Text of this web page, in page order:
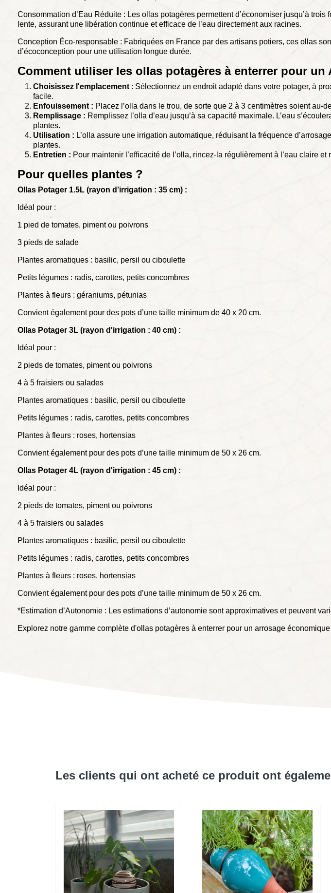
Consommation d’Eau Réduite : Les ollas potagères permettent d’économiser jusqu’à
lente, assurant une libération continue et efficace de l’eau directement aux racines.
Conception Éco-responsable : Fabriquées en France par des artisans potiers, ces ollas
d’écoconception pour une utilisation longue durée.
Comment utiliser les ollas potagères à enterrer pour un
Choisissez l'emplacement : Sélectionnez un endroit adapté dans votre potager, à
facile.
Enfouissement : Placez l’olla dans le trou, de sorte que 2 à 3 centimètres soient au-
Remplissage : Remplissez l’olla d’eau jusqu’à sa capacité maximale. L’eau
plantes.
Utilisation : L’olla assure une irrigation automatique, réduisant la fréquence
plantes.
Entretien : Pour maintenir l’efficacité de l’olla, rincez-la régulièrement à l’eau claire
Pour quelles plantes ?
Ollas Potager 1.5L (rayon d'irrigation : 35 cm) :
Idéal pour :
1 pied de tomates, piment ou poivrons
3 pieds de salade
Plantes aromatiques : basilic, persil ou ciboulette
Petits légumes : radis, carottes, petits concombres
Plantes à fleurs : géraniums, pétunias
Convient également pour des pots d’une taille minimum de 40 x 20 cm.
Ollas Potager 3L (rayon d'irrigation : 40 cm) :
Idéal pour :
2 pieds de tomates, piment ou poivrons
4 à 5 fraisiers ou salades
Plantes aromatiques : basilic, persil ou ciboulette
Petits légumes : radis, carottes, petits concombres
Plantes à fleurs : roses, hortensias
Convient également pour des pots d’une taille minimum de 50 x 26 cm.
Ollas Potager 4L (rayon d'irrigation : 45 cm) :
Idéal pour :
2 pieds de tomates, piment ou poivrons
4 à 5 fraisiers ou salades
Plantes aromatiques : basilic, persil ou ciboulette
Petits légumes : radis, carottes, petits concombres
Plantes à fleurs : roses, hortensias
Convient également pour des pots d’une taille minimum de 50 x 26 cm.
*Estimation d’Autonomie : Les estimations d’autonomie sont approximatives et peuvent
Explorez notre gamme complète d'ollas potagères à enterrer pour un arrosage
Les clients qui ont acheté ce produit ont